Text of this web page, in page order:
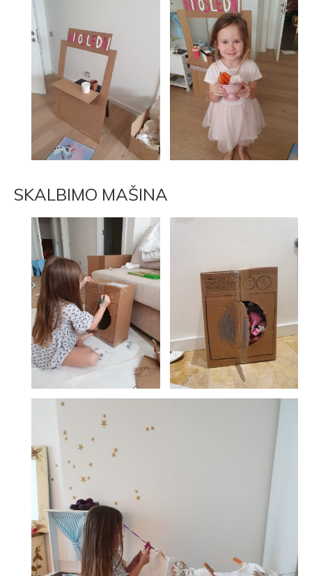
SKALBIMO MAŠINA